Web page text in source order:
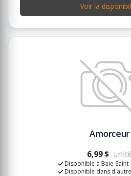
Voir la
Amorceur
6,99 $ unité
Disponible à Baie-
Disponible dans